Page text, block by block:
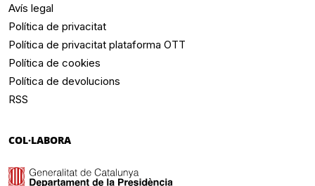
Avís legal
Política de privacitat
Política de privacitat plataforma OTT
Política de cookies
Política de devolucions
RSS
COL·LABORA